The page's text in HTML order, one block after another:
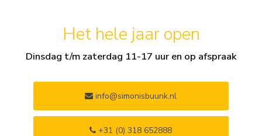
Het hele jaar open
Dinsdag t/m zaterdag 11-17 uur en op afspraak
info@simonisbuunk.nl
+31 (0) 318 652888